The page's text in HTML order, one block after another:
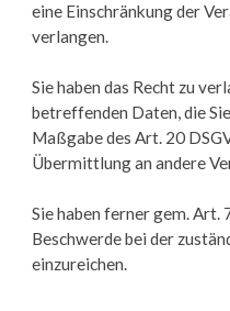
eine Einschränkung der
verlangen.
Sie haben das Recht zu
betreffenden Daten, die
Maßgabe des Art. 20
Übermittlung an andere
Sie haben ferner gem. Art.
Beschwerde bei der
einzureichen.